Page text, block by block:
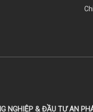
NGHIỆP & ĐẦU TƯ AN